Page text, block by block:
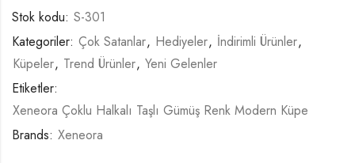
Stok kodu: S-301
Kategoriler: Çok Satanlar, Hediyeler, İndirimli Ürünler,
Küpeler, Trend Ürünler, Yeni Gelenler
Etiketler:
Xeneora Çoklu Halkalı Taşlı Gümüş Renk Modern Küpe
Brands: Xeneora